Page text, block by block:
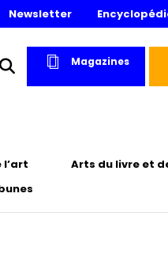
Newsletter
Magazines
l’art
Arts du livre et